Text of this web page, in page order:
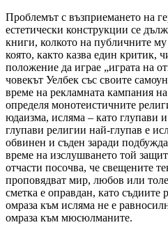
Проблемът с възприемането на
естетически конструкции се
книги, колкото на публичните му
която, както казва един критик,
положение да играе „играта на
човекът Уелбек със своите
време на рекламната кампания
определя монотеистичните
юдаизма, исляма – като глупави
глупави религии най-глупав е
обвинен и съден заради
време на изслушването той
отчасти посочва, че свещените
проповядват мир, любов или
сметка е оправдан, като съдиите
омраза към исляма не е
омраза към мюсюлманите.